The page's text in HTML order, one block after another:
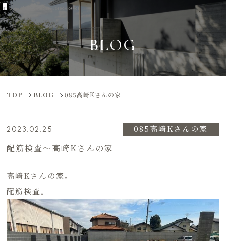
BLOG
TOP BLOG 085高崎Kさんの家
2023.02.25 085高崎Kさんの家
配筋検査〜高崎Kさんの家
高崎Kさんの家。
配筋検査。